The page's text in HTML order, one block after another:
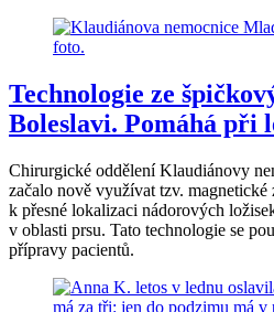
Technologie ze
Boleslavi. Pomáhá při
Chirurgické oddělení Klaudiánovy
začalo nově využívat tzv.
k přesné lokalizaci nádorových
v oblasti prsu. Tato technologie se
přípravy pacientů.